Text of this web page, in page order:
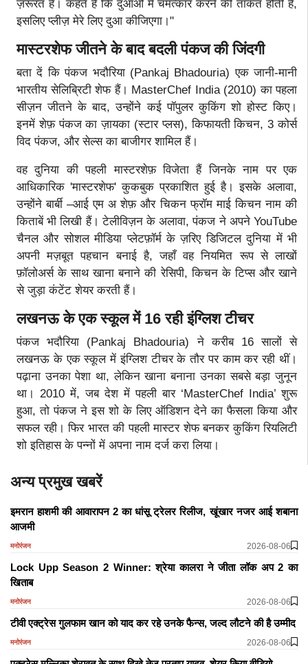
ज़रूरत है। कहते हैं कि दुआओं में चमत्कार करने की ताकत होती है,
इसलिए प्लीज़ मेरे लिए दुआ कीजिएगा।"
मास्टरशेफ जीतने के बाद बदली पंकज की जिंदगी
बता दें कि पंकज भदौरिया (Pankaj Bhadouria) एक जानी-मानी
भारतीय सेलिब्रिटी शेफ हैं। MasterChef India (2010) का पहला
सीज़न जीतने के बाद, उन्होंने कई पॉपुलर कुकिंग शो होस्ट किए।
इनमें शेफ़ पंकज का ज़ायका (स्टार प्लस), किफायती किचन, 3 कोर्स
विद पंकज, और सेल्स का बाजीगर शामिल हैं।
वह दुनिया की पहली मास्टरशेफ़ विजेता हैं जिनके नाम पर एक
आधिकारिक 'मास्टरशेफ' कुकबुक प्रकाशित हुई है। इसके अलावा,
उन्होंने बार्बी –आई एम अ शेफ़ और चिकन फ्रॉम माई किचन नाम की
किताबें भी लिखी हैं। टेलीविज़न के अलावा, पंकज ने अपने YouTube
चैनल और सोशल मीडिया प्लेटफ़ॉर्म के ज़रिए डिजिटल दुनिया में भी
अपनी मज़बूत पहचान बनाई है, जहाँ वह नियमित रूप से लाखों
फ़ॉलोअर्स के साथ खाना बनाने की रेसिपी, किचन के टिप्स और खाने
से जुड़ा कंटेंट शेयर करती हैं।
लखनऊ के एक स्कूल में 16 रही इंग्लिश टीचर
पंकज भदौरिया (Pankaj Bhadouria) ने करीब 16 सालों से
लखनऊ के एक स्कूल में इंग्लिश टीचर के तौर पर काम कर रही थीं।
पढ़ाना उनका पेशा था, लेकिन खाना बनाना उनका सबसे बड़ा जुनून
था। 2010 में, जब देश में पहली बार ‘MasterChef India’ शुरू
हुआ, तो पंकज ने इस शो के लिए ऑडिशन देने का फैसला किया और
सफल रही। फिर भारत की पहली मास्टर शेफ बनकर कुकिंग रियलिटी
शो इतिहास के पन्नों में अपना नाम दर्ज करा लिया।
अन्य प्रमुख खबरें
इमरान हाशमी की आवारापन 2 का धांसू ट्रेलर रिलीज, खूंखार नजर आई शबाना
आजमी
मनोरंजन 2026-08-06
Lock Upp Season 2 Winner: श्रेया कालरा ने जीता लॉक अप 2 का
खिताब
मनोरंजन 2026-08-06
टीवी एक्ट्रेस गुलफाम खान को याद कर रहे उनके फैन्स, जल्द लौटने की है उम्मीद
मनोरंजन 2026-08-06